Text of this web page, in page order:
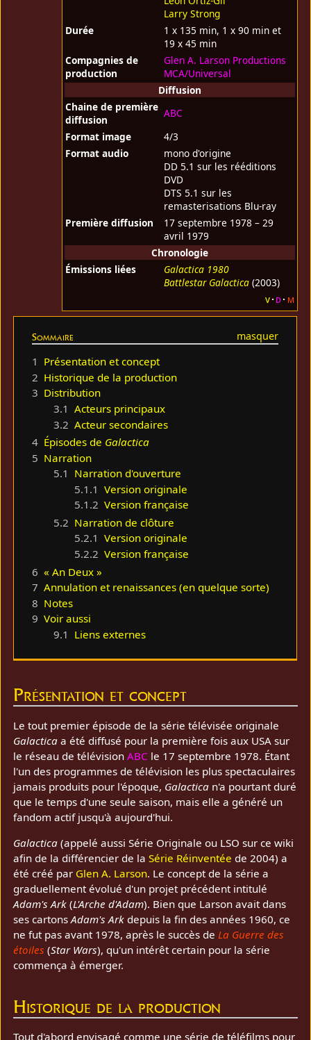
Larry Strong
Durée
1 x 135 min, 1 x 90 min et
19 x 45 min
Compagnies de
production
Glen A. Larson Productions
MCA/Universal
Diffusion
Chaine de première
diffusion
ABC
Format image
4/3
Format audio
mono d'origine
DD 5.1 sur les rééditions
DVD
DTS 5.1 sur les
remasterisations Blu-ray
Première diffusion
17 septembre 1978 – 29
avril 1979
Chronologie
Émissions liées
Galactica 1980
Battlestar Galactica(2003)
v d m
Sommaire
1 Présentation et concept
2 Historique de la production
3 Distribution
3.1 Acteurs principaux
3.2 Acteur secondaires
4 Épisodes de Galactica
5 Narration
5.1 Narration d'ouverture
5.1.1 Version originale
5.1.2 Version française
5.2 Narration de clôture
5.2.1 Version originale
5.2.2 Version française
6 « An Deux »
7 Annulation et renaissances (en quelque sorte)
8 Notes
9 Voir aussi
9.1 Liens externes
Présentation et concept
Le tout premier épisode de la série télévisée originale
Galactica a été diffusé pour la première fois aux USA sur
le réseau de télévisionABC le 17 septembre 1978. Étant
l'un des programmes de télévision les plus spectaculaires
jamais produits pour l'époque, Galactica n'a pourtant duré
que le temps d'une seule saison, mais elle a généré un
fandom actif jusqu'à aujourd'hui.
Galactica (appelé aussi Série Originale ou LSO sur ce wiki
afin de la différencier de laSérie Réinventée de 2004) a
été créé par Glen A. Larson. Le concept de la série a
graduellement évolué d'un projet précédent intitulé
Adam's Ark (L'Arche d'Adam). Bien que Larson avait dans
ses cartonsAdam's Ark depuis la fin des années 1960, ce
ne fut pas avant 1978, après le succès de La Guerre des
étoiles (Star Wars), qu'un intérêt certain pour la série
commença à émerger.
Historique de la production
Tout d'abord envisagé comme une série de téléfilms pour